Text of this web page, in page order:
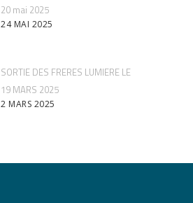
20 mai 2025
24 MAI 2025
SORTIE DES FRERES LUMIERE LE
19 MARS 2025
2 MARS 2025